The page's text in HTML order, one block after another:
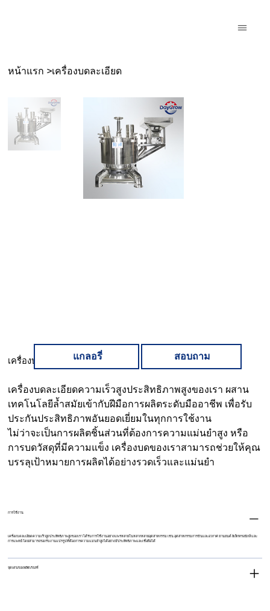
หน้าแรก >เครื่องบดละเอียด
เครื่องบดละเอียด
เครื่องบดละเอียดความเร็วสูงประสิทธิภาพสูงของเรา ผสาน
เทคโนโลยีล้ำสมัยเข้ากับฝีมือการผลิตระดับมืออาชีพ เพื่อรับ
ประกันประสิทธิภาพอันยอดเยี่ยมในทุกการใช้งาน
ไม่ว่าจะเป็นการผลิตชิ้นส่วนที่ต้องการความแม่นยำสูง หรือ
การบดวัสดุที่มีความแข็ง เครื่องบดของเราสามารถช่วยให้คุณ
บรรลุเป้าหมายการผลิตได้อย่างรวดเร็วและแม่นยำ
การใช้งาน
เครื่องบดละเอียดความเร็วสูงประสิทธิภาพสูงของเรา ได้รับการใช้งานอย่างแพร่หลายในหลากหลายอุตสาหกรรม เช่น อุตสาหกรรมการบินและอวกาศ ยานยนต์ อิเล็กทรอนิกส์ และ
การแพทย์ โดยสามารถรองรับงานแปรรูปที่ต้องการความแม่นยำสูงได้อย่างมีประสิทธิภาพและเชื่อถือได้
จุดเด่นของผลิตภัณฑ์
แกลอรี่ สอบถาม